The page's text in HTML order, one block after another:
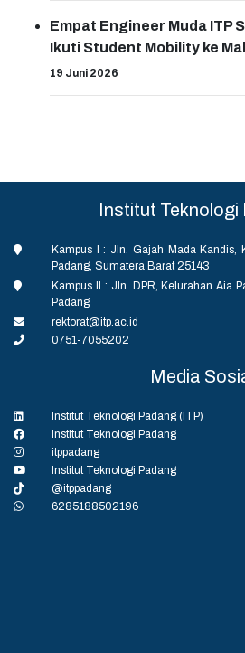
Empat Engineer Muda ITP
Ikuti Student Mobility ke
19 Juni 2026
Institut Teknologi
Kampus I : Jln. Gajah Mada Kandis,
Padang, Sumatera Barat 25143
Kampus II : Jln. DPR, Kelurahan Aia
Padang
rektorat@itp.ac.id
0751-7055202
Media
Institut Teknologi Padang (ITP)
Institut Teknologi Padang
itppadang
Institut Teknologi Padang
@itppadang
6285188502196